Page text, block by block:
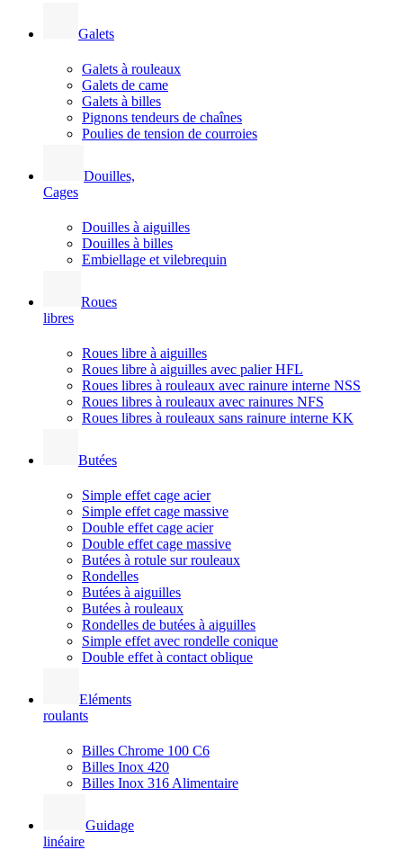
Galets
Galets à rouleaux
Galets de came
Galets à billes
Pignons tendeurs de chaînes
Poulies de tension de courroies
Douilles,
Cages
Douilles à aiguilles
Douilles à billes
Embiellage et vilebrequin
Roues
libres
Roues libre à aiguilles
Roues libre à aiguilles avec palier HFL
Roues libres à rouleaux avec rainure interne NSS
Roues libres à rouleaux avec rainures NFS
Roues libres à rouleaux sans rainure interne KK
Butées
Simple effet cage acier
Simple effet cage massive
Double effet cage acier
Double effet cage massive
Butées à rotule sur rouleaux
Rondelles
Butées à aiguilles
Butées à rouleaux
Rondelles de butées à aiguilles
Simple effet avec rondelle conique
Double effet à contact oblique
Eléments
roulants
Billes Chrome 100 C6
Billes Inox 420
Billes Inox 316 Alimentaire
Guidage
linéaire